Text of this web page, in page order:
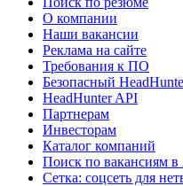
О компании
Наши вакансии
Реклама на сайте
Требования к ПО
Безопасный
HeadHunter API
Партнерам
Инвесторам
Каталог компаний
Поиск по вакансиям в
Сетка: соцсеть для